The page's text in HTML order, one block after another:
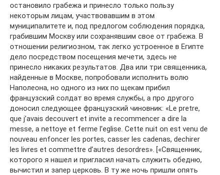
остановило грабежа и принесло только пользу
некоторым лицам, участвовавшим в этом
муниципалитете и, под предлогом соблюдения порядка,
грабившим Москву или сохранявшим свое от грабежа. В
отношении религиозном, так легко устроенное в Египте
дело посредством посещения мечети, здесь не
принесло никаких результатов. Два или три священника,
найденные в Москве, попробовали исполнить волю
Наполеона, но одного из них по щекам прибил
французский солдат во время службы, а про другого
доносил следующее французский чиновник: «Le pretre,
que j’avais decouvert et invite a recommencer a dire la
messe, a nettoye et ferme l’eglise. Cette nuit on est venu de
nouveau enfoncer les portes, casser les cadenas, dechirer
les livres et commettre d’autres desordres». [«Священник,
которого я нашел и пригласил начать служить обедню,
вычистил и запер церковь. В ту же ночь пришли опять